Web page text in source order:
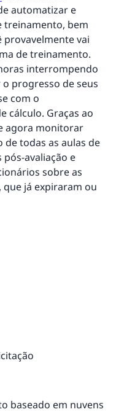
automatizar e
treinamento, bem
vai
de treinamento.
interrompendo
progresso de seus
com o
cálculo. Graças ao
agora monitorar
todas as aulas de
avaliação e
sobre as
que já expiraram ou
baseado em nuvens